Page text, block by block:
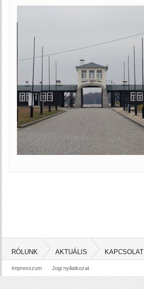
RÓLUNK AKTUÁLIS KAPCSOLAT
Impresszum Jogi nyilatkozat